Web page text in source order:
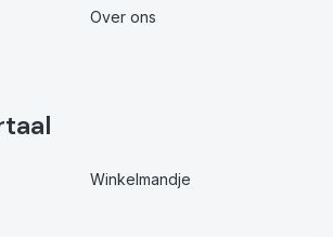
Over ons
Winkelmandje